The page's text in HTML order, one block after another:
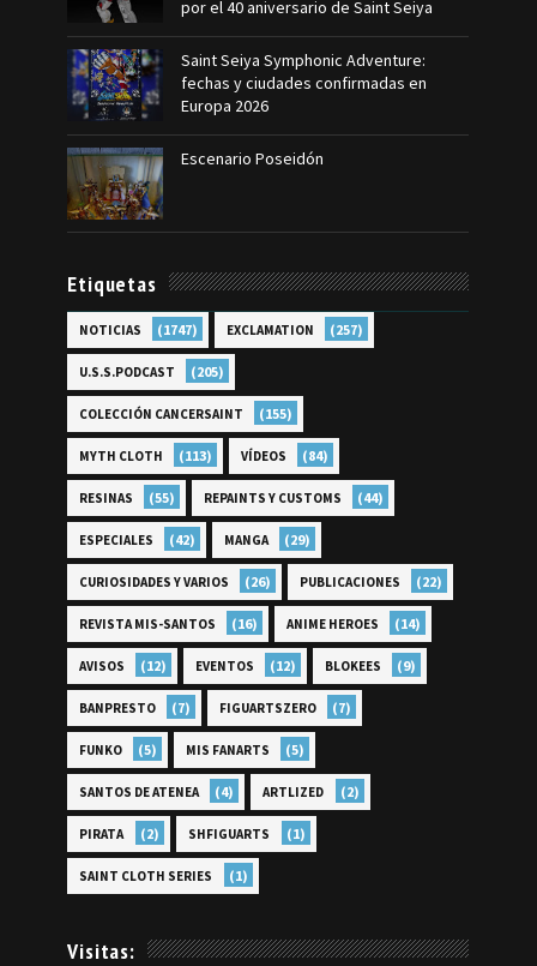
por el 40 aniversario de Saint Seiya
Saint Seiya Symphonic Adventure:
fechas y ciudades confirmadas en
Europa 2026
Escenario Poseidón
Etiquetas
NOTICIAS (1747) EXCLAMATION (257)
U.S.S.PODCAST (205)
COLECCIÓN CANCERSAINT (155)
MYTH CLOTH (113) VÍDEOS (84)
RESINAS (55) REPAINTS Y CUSTOMS (44)
ESPECIALES (42) MANGA (29)
CURIOSIDADES Y VARIOS (26) PUBLICACIONES (22)
REVISTA MIS-SANTOS (16) ANIME HEROES (14)
AVISOS (12) EVENTOS (12) BLOKEES (9)
BANPRESTO (7) FIGUARTSZERO (7)
FUNKO (5) MIS FANARTS (5)
SANTOS DE ATENEA (4) ARTLIZED (2)
PIRATA (2) SHFIGUARTS (1)
SAINT CLOTH SERIES (1)
Visitas: